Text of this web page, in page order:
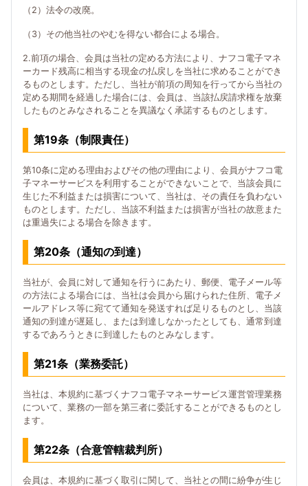
（2）法令の改廃。
（3）その他当社のやむを得ない都合による場合。
2.前項の場合、会員は当社の定める方法により、ナフコ電子マネ
ーカード残高に相当する現金の払戻しを当社に求めることができ
るものとします。ただし、当社が前項の周知を行ってから当社の
定める期間を経過した場合には、会員は、当該払戻請求権を放棄
したものとみなされることを異議なく承諾するものとします。
第19条（制限責任）
第10条に定める理由およびその他の理由により、会員がナフコ電
子マネーサービスを利用することができないことで、当該会員に
生じた不利益または損害について、当社は、その責任を負わない
ものとします。ただし、当該不利益または損害が当社の故意また
は重過失による場合を除きます。
第20条（通知の到達）
当社が、会員に対して通知を行うにあたり、郵便、電子メール等
の方法による場合には、当社は会員から届けられた住所、電子メ
ールアドレス等に宛てて通知を発送すれば足りるものとし、当該
通知の到達が遅延し、または到達しなかったとしても、通常到達
するであろうときに到達したものとみなします。
第21条（業務委託）
当社は、本規約に基づくナフコ電子マネーサービス運営管理業務
について、業務の一部を第三者に委託することができるものとし
ます。
第22条（合意管轄裁判所）
会員は、本規約に基づく取引に関して、当社との間に紛争が生じ